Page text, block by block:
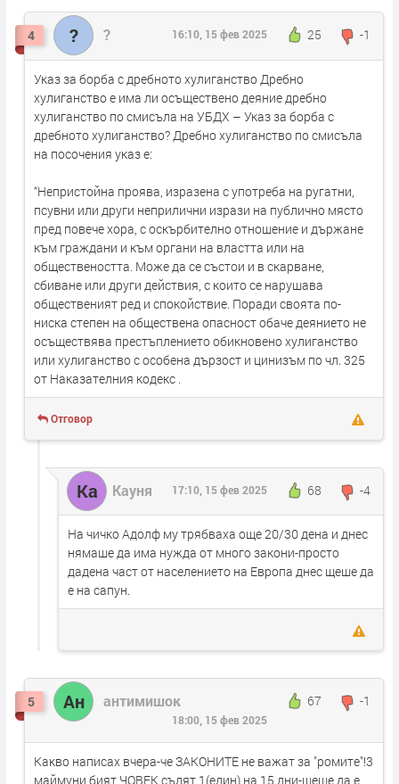
4 ? ? 25 -1
16:10, 15 фев 2025
Указ за борба с дребното хулиганство Дребно
хулиганство е има ли осъществено деяние дребно
хулиганство по смисъла на УБДХ – Указ за борба с
дребното хулиганство? Дребно хулиганство по смисъла
на посочения указ е:
“Непристойна проява, изразена с употреба на ругатни,
псувни или други неприлични изрази на публично място
пред повече хора, с оскърбително отношение и държане
към граждани и към органи на властта или на
обществеността. Може да се състои и в скарване,
сбиване или други действия, с които се нарушава
общественият ред и спокойствие. Поради своята по-
ниска степен на обществена опасност обаче деянието не
осъществява престъплението обикновено хулиганство
или хулиганство с особена дързост и цинизъм по чл. 325
от Наказателния кодекс .
Отговор
Ка Кауня 68 -4
17:10, 15 фев 2025
На чичко Адолф му трябваха още 20/30 дена и днес
нямаше да има нужда от много закони-просто
дадена част от населението на Европа днес щеше да
е на сапун.
5 Ан антимишок 67 -1
18:00, 15 фев 2025
Какво написах вчера-че ЗАКОНИТЕ не важат за "ромите"!3
маймуни бият ЧОВЕК,съдят 1(един) на 15 дни-щеше да е